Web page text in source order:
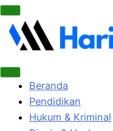
Beranda
Pendidikan
Hukum & Kriminal